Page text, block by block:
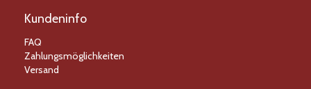
Kundeninfo
FAQ
Zahlungsmöglichkeiten
Versand